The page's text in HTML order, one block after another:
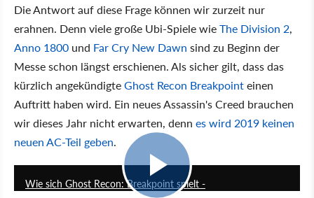
Die Antwort auf diese Frage können wir zurzeit nur
erahnen. Denn viele große Ubi-Spiele wieThe Division 2,
Anno 1800 und Far Cry New Dawn sind zu Beginn der
Messe schon längst erschienen. Als sicher gilt, dass das
kürzlich angekündigteGhost Recon Breakpointeinen
Auftritt haben wird. Ein neues Assassin's Creed brauchen
wir dieses Jahr nicht erwarten, denn es wird 2019 keinen
neuen AC-Teil geben.
Wie sich Ghost Recon: Breakpoint spielt -